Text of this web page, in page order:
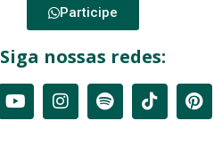
Participe
Siga nossas redes: